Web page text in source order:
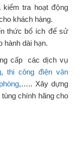
tra hoạt động
khách hàng.
thức bổ ích để sử
hành dài hạn.
cấp các dịch vụ
,thi công điện văn
,….. Xây dựng
chính hãng cho